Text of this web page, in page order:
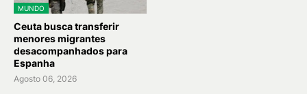
MUNDO
Ceuta busca transferir
menores migrantes
desacompanhados para
Espanha
Agosto 06, 2026